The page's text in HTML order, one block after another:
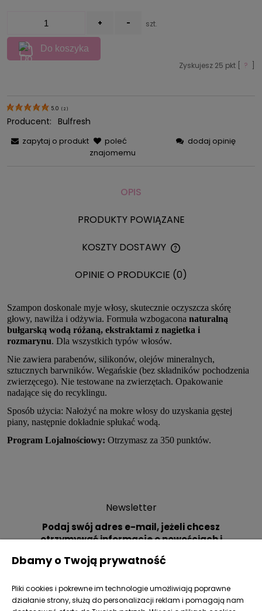
+ - szt.
Do koszyka
Zyskujesz 25 pkt [ ?
5.0 ( 2 )
Producent: Bulfresh
zapytaj o produkt
poleć
znajomemu
dodaj opinię
OPIS
PRODUKTY POWIĄZANE
KOSZTY DOSTAWY
OPINIE O PRODUKCIE (0)
Szampon doskonale myje włosy, skutecznie oczyszcza skórę
głowy, nawilża i odżywia. Formuła wzbogacona naturalną
bułgarską wodą różaną, ekstraktami z nagietka i
rozmarynu. Dla wszystkich typów włosów.
Nie zawiera parabenów, silikonów, olejów mineralnych,
sztucznych barwników. Wegańskie (bez składników pochodzenia
zwierzęcego). Nie testowane na zwierzętach. Opakowanie
nadające się do recyklingu.
Sposób użycia: Nałożyć na mokre włosy do uzyskania gęstej
piany, następnie dokładnie spłukać wodą.
Program Lojalnościowy: Otrzymasz za 350 punktów.
Newsletter
Podaj swój adres e-mail, jeżeli chcesz
otrzymywać informacje o nowościach i
Dbamy o Twoją prywatność
Pliki cookies i pokrewne im technologie umożliwiają poprawne
działanie strony, służą do personalizacji reklam i pomagają nam